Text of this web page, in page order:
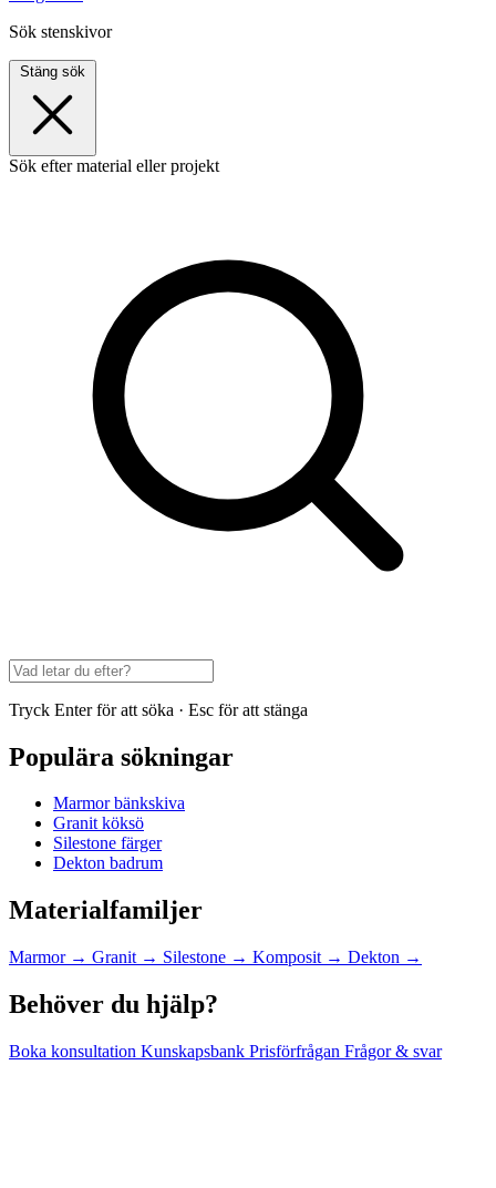
Sök stenskivor
Stäng sök
Sök efter material eller projekt
Tryck Enter för att söka · Esc för att stänga
Populära sökningar
Marmor bänkskiva
Granit köksö
Silestone färger
Dekton badrum
Materialfamiljer
Marmor → Granit → Silestone → Komposit → Dekton →
Behöver du hjälp?
Boka konsultation Kunskapsbank Prisförfrågan Frågor & svar